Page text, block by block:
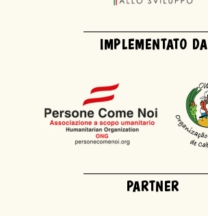
IMPLEMENTATO DA
PARTNER